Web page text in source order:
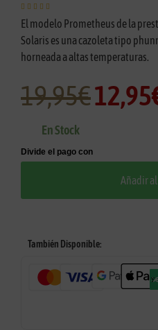
    
El modelo Prometheus de la
Solaris es una cazoleta tipo
horneada a altas temperaturas.
19,95€12,95
En Stock
Añadir
También Disponible: